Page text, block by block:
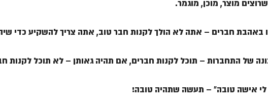
מוצר, מוכן, מוגמר.
באהבת חברים – אתה לא הולך לקנות חבר טוב, אתה צריך להשקיע כדי
של התחברות – תוכל לקנות חברים, אם תהיה גאותן – לא תוכל לקנות
לי אישה טובה" – תעשה שתהיה טובה!